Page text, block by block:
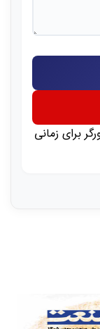
برای زمانی